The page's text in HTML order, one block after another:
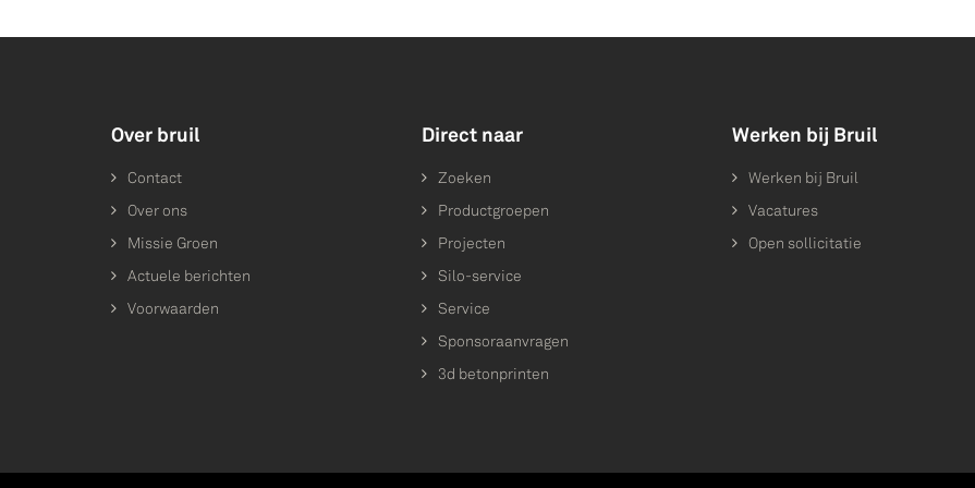
Over bruil
Contact
Over ons
Missie Groen
Actuele berichten
Voorwaarden
Direct naar
Zoeken
Productgroepen
Projecten
Silo-service
Service
Sponsoraanvragen
3d betonprinten
Werken bij Bruil
Werken bij Bruil
Vacatures
Open sollicitatie